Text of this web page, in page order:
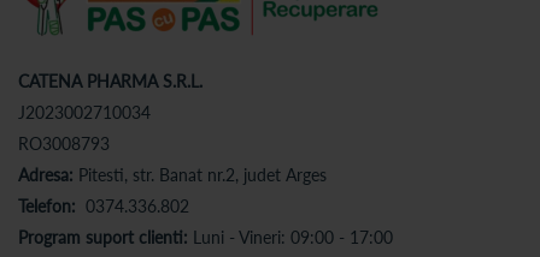
CATENA PHARMA S.R.L.
J2023002710034
RO3008793
Adresa: Pitesti, str. Banat nr.2, judet Arges
Telefon: 0374.336.802
Program suport clienti: Luni - Vineri: 09:00 - 17:00